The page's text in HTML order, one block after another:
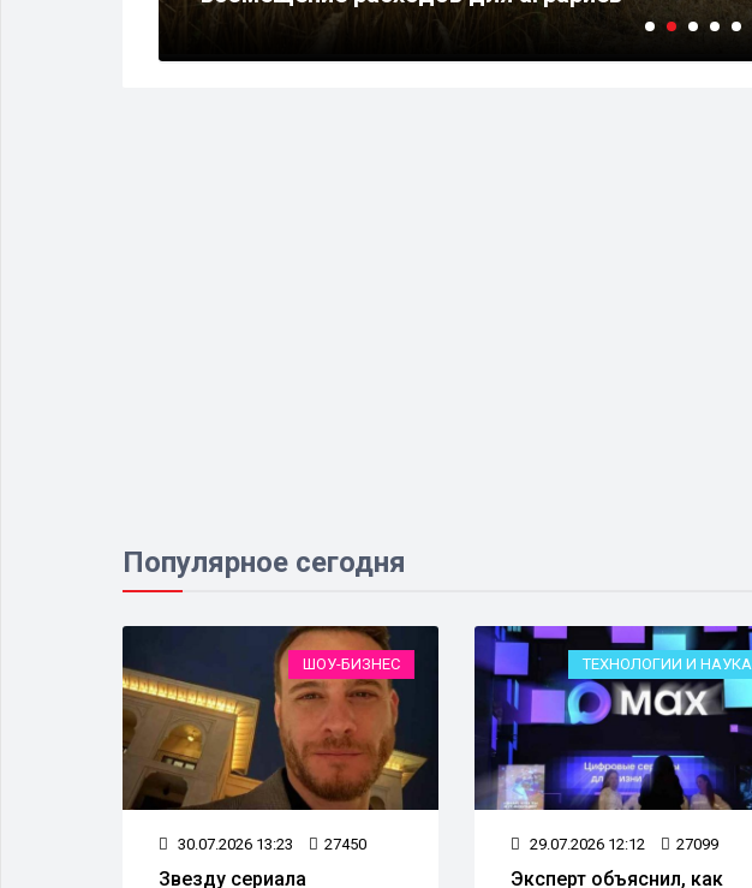
Популярное сегодня
ШОУ-БИЗНЕС
30.07.2026 13:23 27450
Звезду сериала
ТЕХНОЛОГИИ И НАУКА
29.07.2026 12:12 27099
Эксперт объяснил, как